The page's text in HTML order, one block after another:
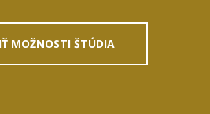
MOŽNOSTI ŠTÚDIA